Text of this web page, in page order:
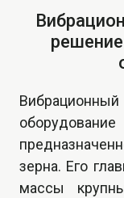
зерна. Его
массы